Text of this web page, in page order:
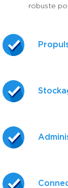
robuste